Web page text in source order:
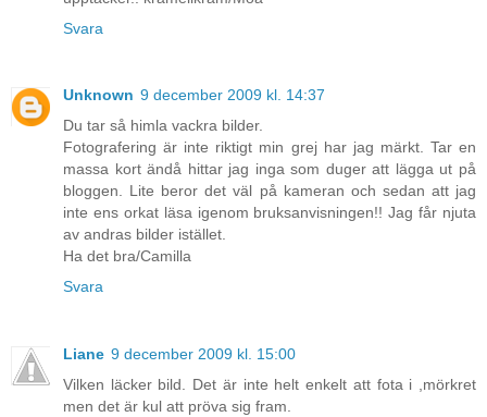
Svara
Unknown 9 december 2009 kl. 14:37
Du tar så himla vackra bilder.
Fotografering är inte riktigt min grej har jag märkt. Tar en
massa kort ändå hittar jag inga som duger att lägga ut på
bloggen. Lite beror det väl på kameran och sedan att jag
inte ens orkat läsa igenom bruksanvisningen!! Jag får njuta
av andras bilder istället.
Ha det bra/Camilla
Svara
Liane 9 december 2009 kl. 15:00
Vilken läcker bild. Det är inte helt enkelt att fota i ,mörkret
men det är kul att pröva sig fram.